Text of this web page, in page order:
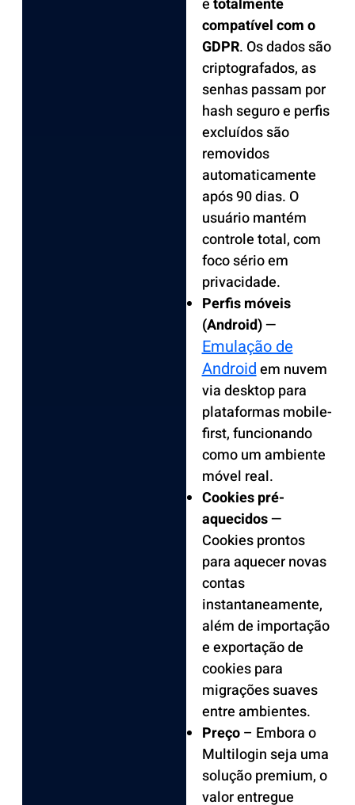
etotalmente
compatível com o
GDPR. Os dados são
criptografados, as
senhas passam por
hash seguro e perfis
excluídos são
removidos
automaticamente
após 90 dias. O
usuário mantém
controle total, com
foco sério em
privacidade.
Perfis móveis
(Android)—
Emulação de
Androidem nuvem
via desktop para
plataformas mobile-
first, funcionando
como um ambiente
móvel real.
Cookies pré-
aquecidos—
Cookies prontos
para aquecer novas
contas
instantaneamente,
além de importação
e exportação de
cookies para
migrações suaves
entre ambientes.
Preço– Embora o
Multilogin seja uma
solução premium, o
valor entregue